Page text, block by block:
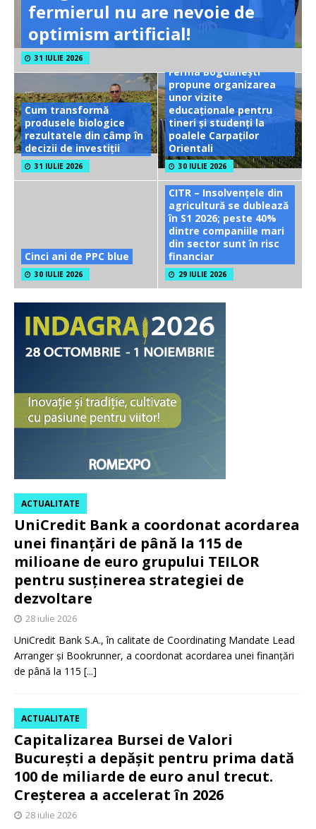
fermierul nu are nevoie de
optimism artificial!
31 IULIE 2026
Cum transformă
produsele biologice
rezultatele din câmp în
decizii de investiții
31 IULIE 2026
Ferma Bogdănești
propune organizarea
unor vizite
educaționale pentru
tineri și studenți la
poalele Carpaților
Orientali
30 IULIE 2026
Cinci ani de PPC blue
30 IULIE 2026
CITR – Insolvențele din
agricultură se dublează
în S1 2026; peste 40%
dintre companiile mari
din sector sunt în risc
financiar
29 IULIE 2026
UniCredit Bank a coordonat acordarea
unei finanțări de până la 115 de
milioane de euro grupului TEILOR
pentru susținerea strategiei de
dezvoltare
ACTUALITATE
28 iulie 2026
UniCredit Bank S.A., în calitate de Coordinating Mandate Lead
Arranger și Bookrunner, a coordonat acordarea unei finanțări
de până la 115 [...]
Capitalizarea Bursei de Valori
București a depășit pentru prima dată
100 de miliarde de euro anul trecut.
Creșterea a accelerat în 2026
ACTUALITATE
28 iulie 2026